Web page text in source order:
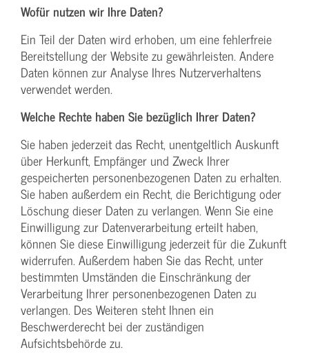
Wofür nutzen wir Ihre Daten?
Ein Teil der Daten wird erhoben, um eine fehlerfreie
Bereitstellung der Website zu gewährleisten. Andere
Daten können zur Analyse Ihres Nutzerverhaltens
verwendet werden.
Welche Rechte haben Sie bezüglich Ihrer Daten?
Sie haben jederzeit das Recht, unentgeltlich Auskunft
über Herkunft, Empfänger und Zweck Ihrer
gespeicherten personenbezogenen Daten zu erhalten.
Sie haben außerdem ein Recht, die Berichtigung oder
Löschung dieser Daten zu verlangen. Wenn Sie eine
Einwilligung zur Datenverarbeitung erteilt haben,
können Sie diese Einwilligung jederzeit für die Zukunft
widerrufen. Außerdem haben Sie das Recht, unter
bestimmten Umständen die Einschränkung der
Verarbeitung Ihrer personenbezogenen Daten zu
verlangen. Des Weiteren steht Ihnen ein
Beschwerderecht bei der zuständigen
Aufsichtsbehörde zu.